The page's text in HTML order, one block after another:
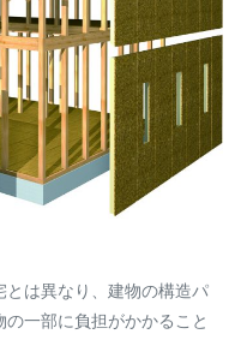
は異なり、建物の構造パ
一部に負担がかかること